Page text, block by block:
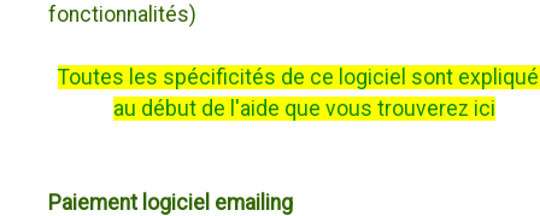
fonctionnalités)
Toutes les spécificités de ce logiciel sont
au début de l'aide que vous trouverez ici
Paiement logiciel emailing